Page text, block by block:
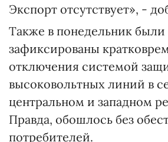
Экспорт отсутствует», -
Также в понедельник были
зафиксированы
отключения системой
высоковольтных линий в
центральном и западном
Правда, обошлось без
потребителей.